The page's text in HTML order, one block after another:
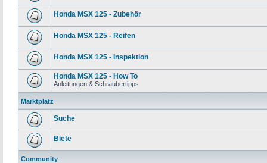
Honda MSX 125 - Zubehör
Honda MSX 125 - Reifen
Honda MSX 125 - Inspektion
Honda MSX 125 - How To
Anleitungen & Schraubertipps
Marktplatz
Suche
Biete
Community